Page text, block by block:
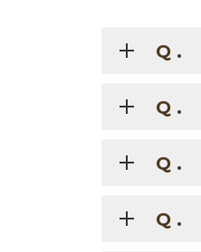
Q.
Q.
Q.
Q.